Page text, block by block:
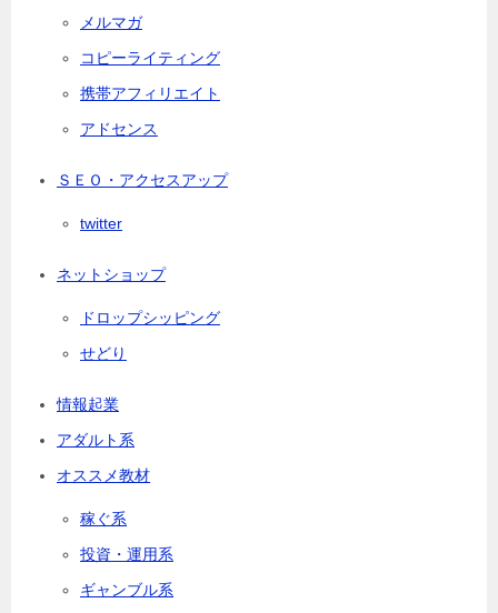
メルマガ
コピーライティング
携帯アフィリエイト
アドセンス
ＳＥＯ・アクセスアップ
twitter
ネットショップ
ドロップシッピング
せどり
情報起業
アダルト系
オススメ教材
稼ぐ系
投資・運用系
ギャンブル系